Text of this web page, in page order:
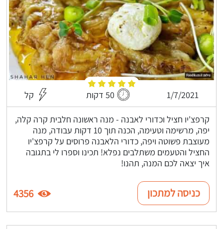
1/7/2021 50 דקות קל
קרפצ'יו חציל וכדורי לאבנה - מנה ראשונה חלבית קרה קלה,
יפה, מרשימה וטעימה, הכנה תוך 10 דקות עבודה, מנה
מעוצבת פשוטה ויפה, כדורי הלאבנה פרוסים על קרפצ'יו
החציל והטעמים משתלבים נפלא! תכינו וספרו לי בתגובה
איך יצאה לכם המנה, תהנו!
כניסה למתכון 4356